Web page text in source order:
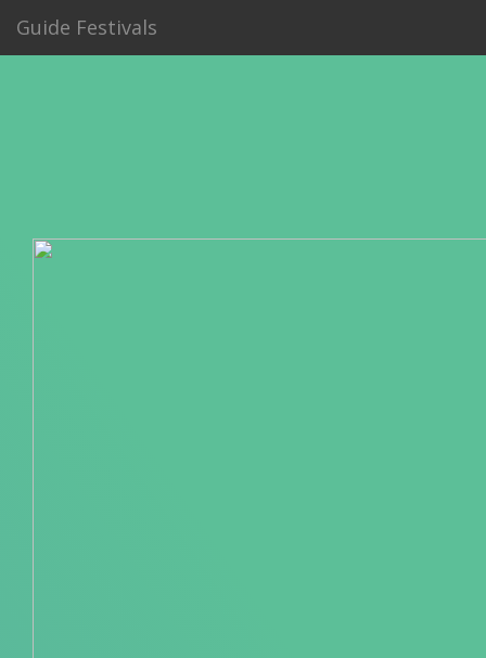
Guide Festivals